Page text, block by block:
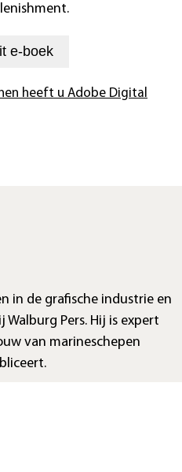
e-boek
heeft u Adobe Digital
in de grafische industrie en
Pers. Hij is expert
van marineschepen